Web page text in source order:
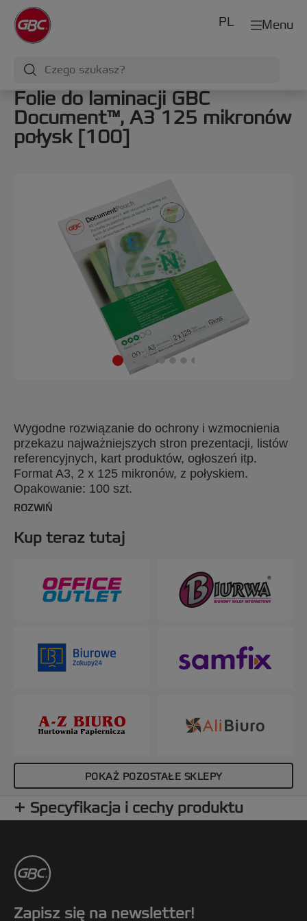
Menu
PL
Folie do laminacji GBC
Document™, A3 125 mikronów
połysk [100]
Wygodne rozwiązanie do ochrony i wzmocnienia
przekazu najważniejszych stron prezentacji, listów
referencyjnych, kart produktów, ogłoszeń itp.
Format A3, 2 x 125 mikronów, z połyskiem.
Opakowanie: 100 szt.
ROZWIŃ
Kup teraz tutaj
POKAŻ POZOSTAŁE SKLEPY
Specyfikacja i cechy produktu
Zapisz się na newsletter!